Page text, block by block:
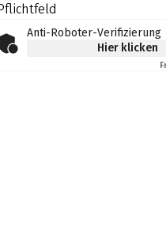
Anti-Roboter-Verifizierung
Hier klicken